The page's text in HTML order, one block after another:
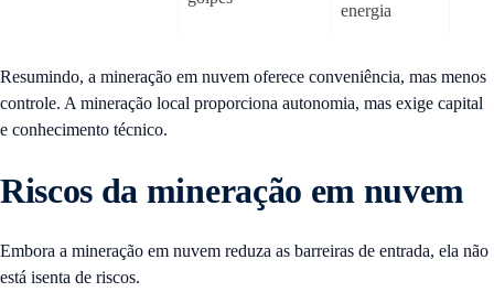
energia
Resumindo, a mineração em nuvem oferece conveniência, mas menos
controle. A mineração local proporciona autonomia, mas exige capital
e conhecimento técnico.
Riscos da mineração em nuvem
Embora a mineração em nuvem reduza as barreiras de entrada, ela não
está isenta de riscos.